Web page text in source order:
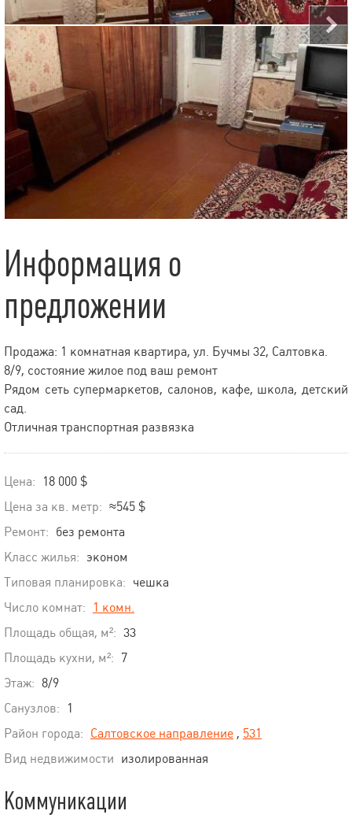
Информация о
предложении
Продажа: 1 комнатная квартира, ул. Бучмы 32, Салтовка.
8/9, состояние жилое под ваш ремонт
Рядом сеть супермаркетов, салонов, кафе, школа, детский
сад.
Отличная транспортная развязка
Цена:
18 000 $
Цена за кв. метр: ≈545 $
Ремонт: без ремонта
Класс жилья: эконом
Типовая планировка: чешка
Число комнат:
1 комн.
Площадь общая, м²: 33
Площадь кухни, м²: 7
Этаж: 8/9
Санузлов:
1
Район города: Салтовское направление , 531
Вид недвижимости изолированная
Коммуникации